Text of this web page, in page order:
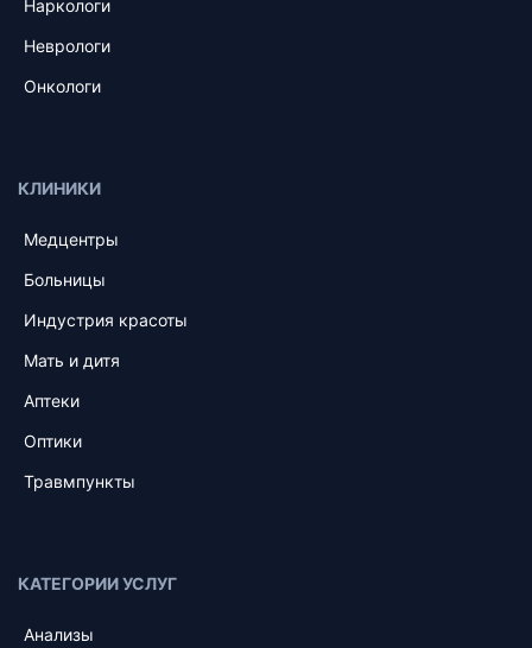
Наркологи
Неврологи
Онкологи
КЛИНИКИ
Медцентры
Больницы
Индустрия красоты
Мать и дитя
Аптеки
Оптики
Травмпункты
КАТЕГОРИИ УСЛУГ
Анализы